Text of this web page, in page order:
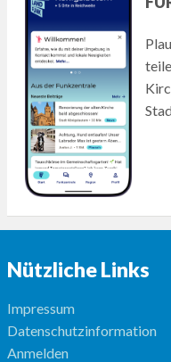
Nützliche Links
Impressum
Datenschutzinformation
Anmelden